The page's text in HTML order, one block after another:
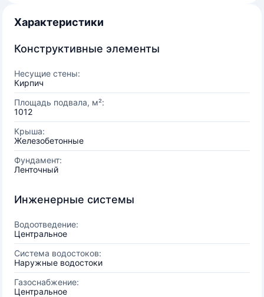
Характеристики
Конструктивные элементы
Несущие стены:
Кирпич
Площадь подвала, м²:
1012
Крыша:
Железобетонные
Фундамент:
Ленточный
Инженерные системы
Водоотведение:
Центральное
Система водостоков:
Наружные водостоки
Газоснабжение:
Центральное